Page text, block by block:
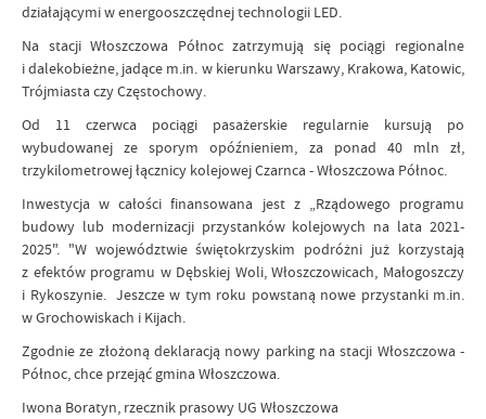
działającymi w energooszczędnej technologii LED.
Na stacji Włoszczowa Północ zatrzymują się pociągi regionalne
i dalekobieżne, jadące m.in. w kierunku Warszawy, Krakowa, Katowic,
Trójmiasta czy Częstochowy.
Od 11 czerwca pociągi pasażerskie regularnie kursują po
wybudowanej ze sporym opóźnieniem, za ponad 40 mln zł,
trzykilometrowej łącznicy kolejowej Czarnca - Włoszczowa Północ.
Inwestycja w całości finansowana jest z „Rządowego programu
budowy lub modernizacji przystanków kolejowych na lata 2021-
2025". "W województwie świętokrzyskim podróżni już korzystają
z efektów programu w Dębskiej Woli, Włoszczowicach, Małogoszczy
i Rykoszynie. Jeszcze w tym roku powstaną nowe przystanki m.in.
w Grochowiskach i Kijach.
Zgodnie ze złożoną deklaracją nowy parking na stacji Włoszczowa -
Północ, chce przejąć gmina Włoszczowa.
Iwona Boratyn, rzecznik prasowy UG Włoszczowa